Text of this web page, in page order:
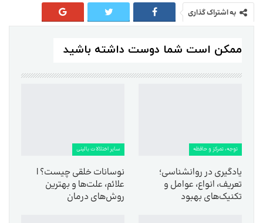
به اشتراک گذاری
ممکن است شما دوست داشته باشید
توجه، تمرکز و حافظه
یادگیری در روانشناسی؛
تعریف، انواع، عوامل و
تکنیک‌های بهبود
سایر اختلالات بالینی
نوسانات خلقی چیست؟ |
علائم، علت‌ها و بهترین
روش‌های درمان